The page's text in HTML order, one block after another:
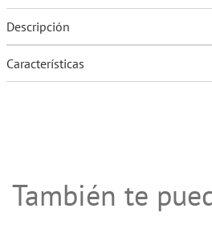
Descripción
Características
También te